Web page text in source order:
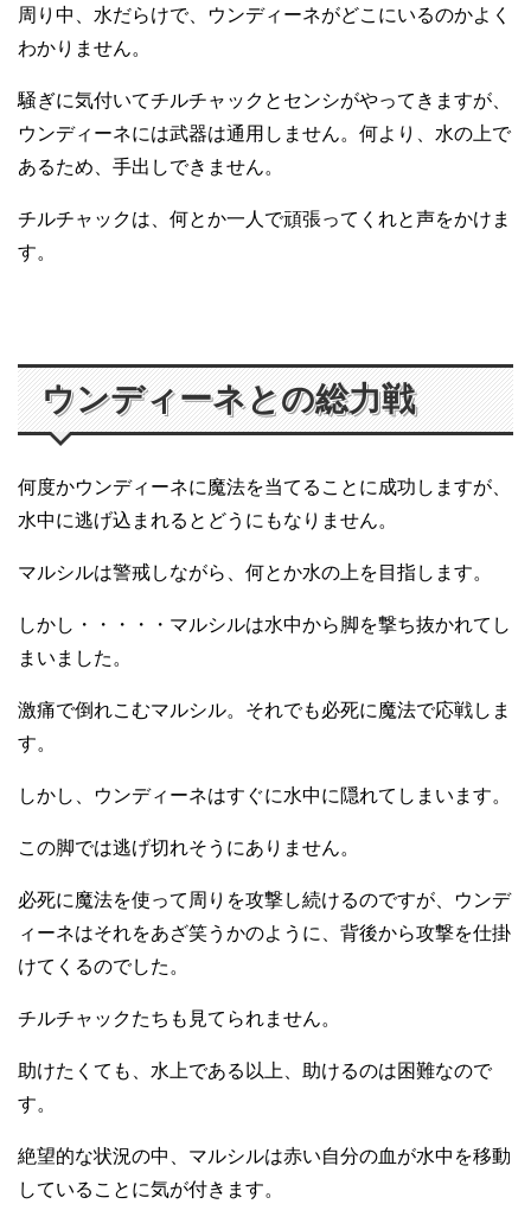
周り中、水だらけで、ウンディーネがどこにいるのかよく
わかりません。
騒ぎに気付いてチルチャックとセンシがやってきますが、
ウンディーネには武器は通用しません。何より、水の上で
あるため、手出しできません。
チルチャックは、何とか一人で頑張ってくれと声をかけま
す。
ウンディーネとの総力戦
何度かウンディーネに魔法を当てることに成功しますが、
水中に逃げ込まれるとどうにもなりません。
マルシルは警戒しながら、何とか水の上を目指します。
しかし・・・・・マルシルは水中から脚を撃ち抜かれてし
まいました。
激痛で倒れこむマルシル。それでも必死に魔法で応戦しま
す。
しかし、ウンディーネはすぐに水中に隠れてしまいます。
この脚では逃げ切れそうにありません。
必死に魔法を使って周りを攻撃し続けるのですが、ウンデ
ィーネはそれをあざ笑うかのように、背後から攻撃を仕掛
けてくるのでした。
チルチャックたちも見てられません。
助けたくても、水上である以上、助けるのは困難なので
す。
絶望的な状況の中、マルシルは赤い自分の血が水中を移動
していることに気が付きます。